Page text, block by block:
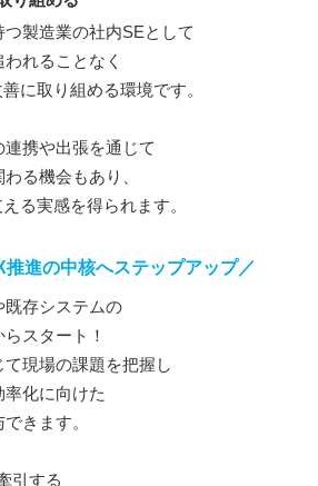
製造業の社内SEとして
れることなく
に取り組める環境です。
携や出張を通じて
る機会もあり、
る実感を得られます。
推進の中核へステップアップ／
既存システムの
スタート！
現場の課題を把握し
化に向けた
きます。
引する